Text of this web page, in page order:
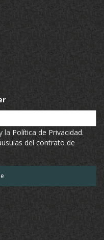
la Política de Privacidad.
del contrato de